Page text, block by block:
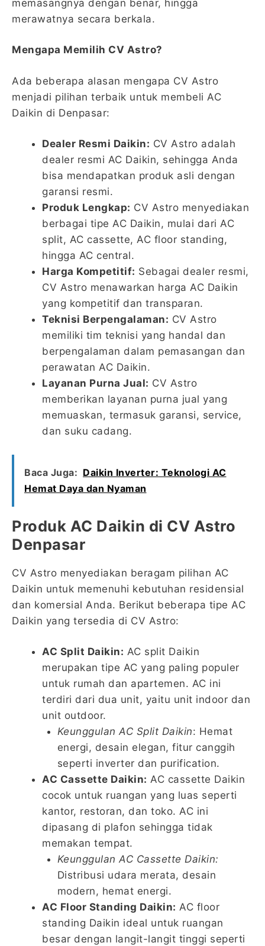
memasangnya dengan benar, hingga
merawatnya secara berkala.
Mengapa Memilih CV Astro?
Ada beberapa alasan mengapa CV Astro
menjadi pilihan terbaik untuk membeli AC
Daikin di Denpasar:
Dealer Resmi Daikin: CV Astro adalah
dealer resmi AC Daikin, sehingga Anda
bisa mendapatkan produk asli dengan
garansi resmi.
Produk Lengkap: CV Astro menyediakan
berbagai tipe AC Daikin, mulai dari AC
split, AC cassette, AC floor standing,
hingga AC central.
Harga Kompetitif: Sebagai dealer resmi,
CV Astro menawarkan harga AC Daikin
yang kompetitif dan transparan.
Teknisi Berpengalaman: CV Astro
memiliki tim teknisi yang handal dan
berpengalaman dalam pemasangan dan
perawatan AC Daikin.
Layanan Purna Jual: CV Astro
memberikan layanan purna jual yang
memuaskan, termasuk garansi, service,
dan suku cadang.
Baca Juga: Daikin Inverter: Teknologi AC
Hemat Daya dan Nyaman
Produk AC Daikin di CV Astro
Denpasar
CV Astro menyediakan beragam pilihan AC
Daikin untuk memenuhi kebutuhan residensial
dan komersial Anda. Berikut beberapa tipe AC
Daikin yang tersedia di CV Astro:
AC Split Daikin: AC split Daikin
merupakan tipe AC yang paling populer
untuk rumah dan apartemen. AC ini
terdiri dari dua unit, yaitu unit indoor dan
unit outdoor.
Keunggulan AC Split Daikin: Hemat
energi, desain elegan, fitur canggih
seperti inverter dan purification.
AC Cassette Daikin: AC cassette Daikin
cocok untuk ruangan yang luas seperti
kantor, restoran, dan toko. AC ini
dipasang di plafon sehingga tidak
memakan tempat.
Keunggulan AC Cassette Daikin:
Distribusi udara merata, desain
modern, hemat energi.
AC Floor Standing Daikin: AC floor
standing Daikin ideal untuk ruangan
besar dengan langit-langit tinggi seperti